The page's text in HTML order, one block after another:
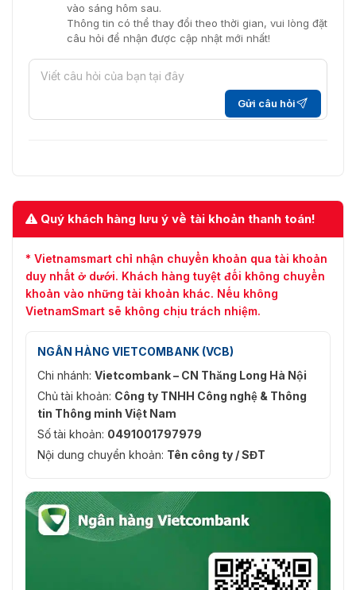
vào sáng hôm sau.
Thông tin có thể thay đổi theo thời gian, vui lòng đặt
câu hỏi để nhận được cập nhật mới nhất!
Gửi câu hỏi
Quý khách hàng lưu ý về tài khoản thanh toán!
* Vietnamsmart chỉ nhận chuyển khoản qua tài khoản
duy nhất ở dưới. Khách hàng tuyệt đối không chuyển
khoản vào những tài khoản khác. Nếu không
VietnamSmart sẽ không chịu trách nhiệm.
NGÂN HÀNG VIETCOMBANK (VCB)
Chi nhánh: Vietcombank – CN Thăng Long Hà Nội
Chủ tài khoản: Công ty TNHH Công nghệ & Thông
tin Thông minh Việt Nam
Số tài khoản: 0491001797979
Nội dung chuyển khoản: Tên công ty / SĐT